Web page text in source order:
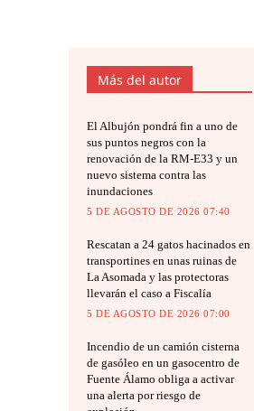
Más del autor
El Albujón pondrá fin a uno de
sus puntos negros con la
renovación de la RM-E33 y un
nuevo sistema contra las
inundaciones
5 DE AGOSTO DE 2026 07:40
Rescatan a 24 gatos hacinados en
transportines en unas ruinas de
La Asomada y las protectoras
llevarán el caso a Fiscalía
5 DE AGOSTO DE 2026 07:00
Incendio de un camión cisterna
de gasóleo en un gasocentro de
Fuente Álamo obliga a activar
una alerta por riesgo de